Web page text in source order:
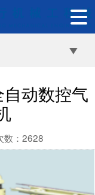
动数控气
数：2628